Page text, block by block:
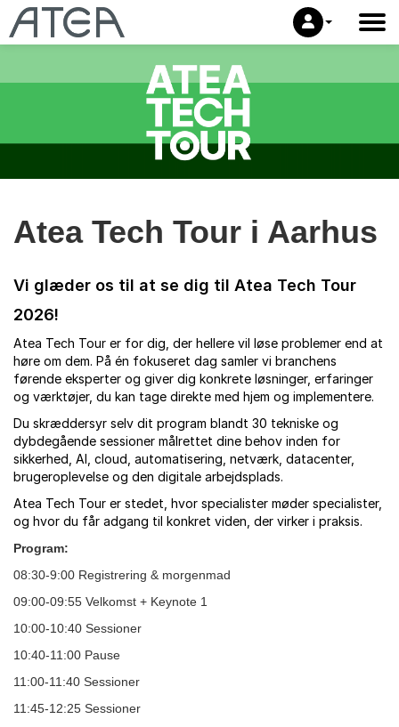
Atea Tech Tour i Aarhus
Vi glæder os til at se dig til Atea Tech Tour
2026!
Atea Tech Tour er for dig, der hellere vil løse problemer end at
høre om dem. På én fokuseret dag samler vi branchens
førende eksperter og giver dig konkrete løsninger, erfaringer
og værktøjer, du kan tage direkte med hjem og implementere.
Du skræddersyr selv dit program blandt 30 tekniske og
dybdegående sessioner målrettet dine behov inden for
sikkerhed, AI, cloud, automatisering, netværk, datacenter,
brugeroplevelse og den digitale arbejdsplads.
Atea Tech Tour er stedet, hvor specialister møder specialister,
og hvor du får adgang til konkret viden, der virker i praksis.
Program:
08:30-9:00 Registrering & morgenmad
09:00-09:55 Velkomst + Keynote 1
10:00-10:40 Sessioner
10:40-11:00 Pause
11:00-11:40 Sessioner
11:45-12:25 Sessioner